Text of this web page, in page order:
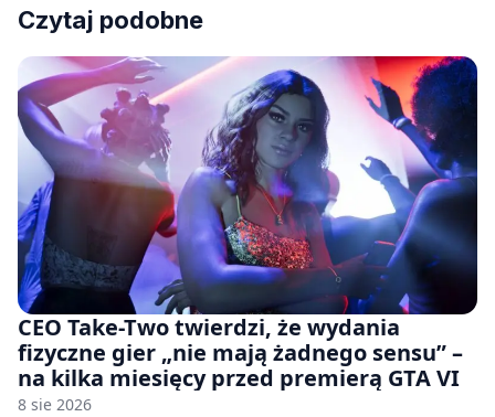
Czytaj podobne
CEO Take-Two twierdzi, że wydania
fizyczne gier „nie mają żadnego sensu” –
na kilka miesięcy przed premierą GTA VI
8 sie 2026